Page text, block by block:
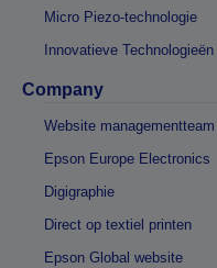
Micro Piezo-technologie
Innovatieve Technologieën
Company
Website managementteam
Epson Europe Electronics
Digigraphie
Direct op textiel printen
Epson Global website